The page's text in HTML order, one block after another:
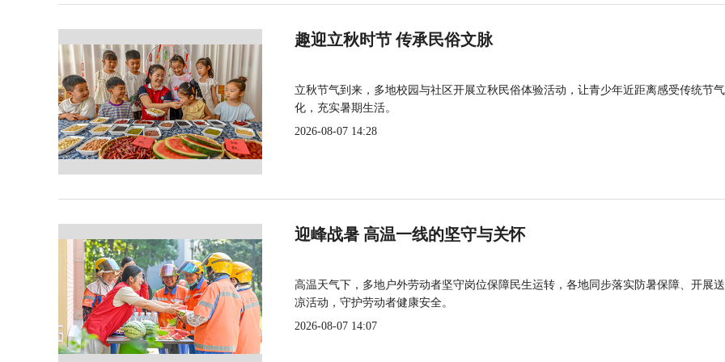
趣迎立秋时节 传承民俗文脉
立秋节气到来，多地校园与社区开展立秋民俗体验活动，让青少年近距离感受传统节
化，充实暑期生活。
2026-08-07 14:28
迎峰战暑 高温一线的坚守与关怀
高温天气下，多地户外劳动者坚守岗位保障民生运转，各地同步落实防暑保障、开展
凉活动，守护劳动者健康安全。
2026-08-07 14:07